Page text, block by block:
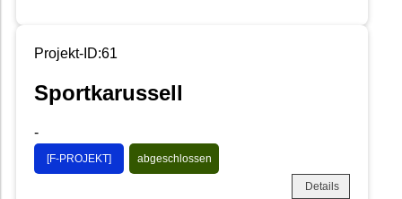
Projekt-ID:61
Sportkarussell
-
[F-PROJEKT] abgeschlossen
Details